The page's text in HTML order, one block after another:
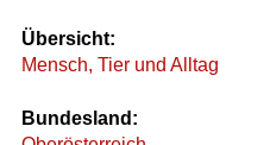
Übersicht:
Mensch, Tier und Alltag
Bundesland: